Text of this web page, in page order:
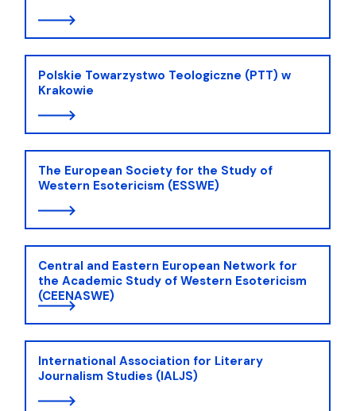
Polskie Towarzystwo Teologiczne (PTT) w
Krakowie
The European Society for the Study of
Western Esotericism (ESSWE)
Central and Eastern European Network for
the Academic Study of Western Esotericism
(CEENASWE)
International Association for Literary
Journalism Studies (IALJS)